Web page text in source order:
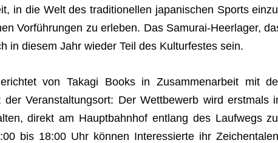
in die Welt des tra­di­tio­nel­len japa­ni­schen Sports
Vor­füh­run­gen zu erle­ben. Das Samu­rai-Heer­la­ger,
in die­sem Jahr wie­der Teil des Kul­tur­fes­tes sein.
von Takagi Books in Zusam­men­ar­beit mit
Ver­an­stal­tungs­ort: Der Wett­be­werb wird erst­mals
direkt am Haupt­bahn­hof ent­lang des Lauf­wegs
bis 18:00 Uhr kön­nen Inter­es­sierte ihr